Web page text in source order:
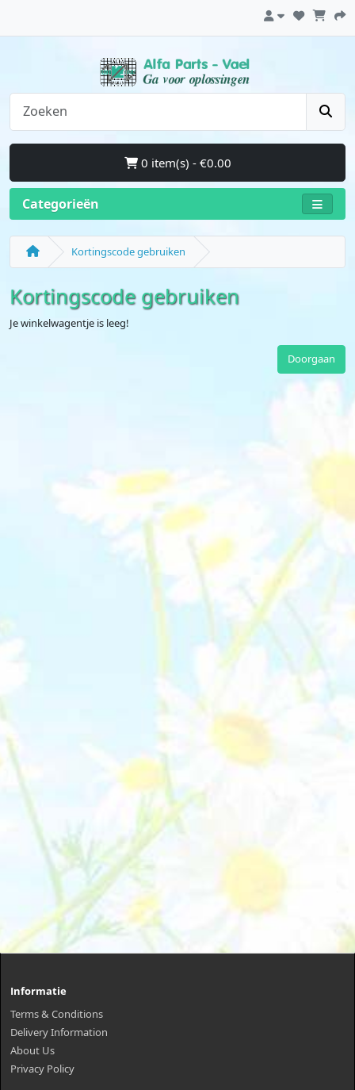
0 item(s) - €0.00
Categorieën
Kortingscode gebruiken
Kortingscode gebruiken
Je winkelwagentje is leeg!
Doorgaan
Informatie
Terms & Conditions
Delivery Information
About Us
Privacy Policy